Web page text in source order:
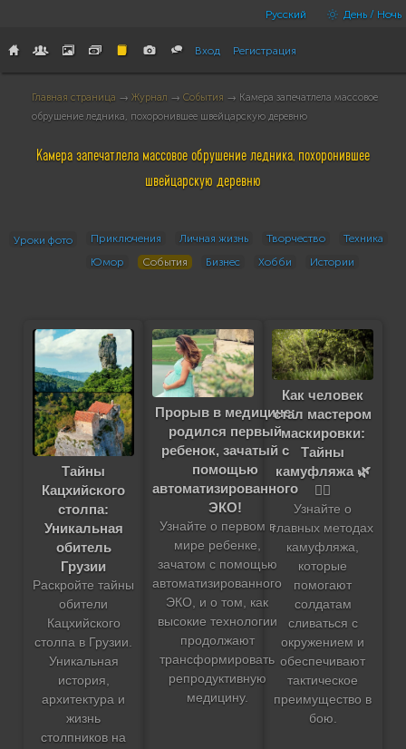
Русский День / Ночь
Вход Регистрация
Главная страница → Журнал → События → Камера запечатлела массовое
обрушение ледника, похоронившее швейцарскую деревню
Камера запечатлела массовое обрушение ледника, похоронившее
швейцарскую деревню
Уроки фото Приключения Личная жизнь Творчество
Техника
Юмор
События Бизнес Хобби Истории
Тайны
Кацхийского
столпа:
Уникальная
обитель
Грузии
Раскройте тайны
обители
Кацхийского
столпа в Грузии.
Уникальная
история,
архитектура и
жизнь
столпников на
Прорыв в медицине:
родился первый
ребенок, зачатый с
помощью
автоматизированного
ЭКО!
Узнайте о первом в
мире ребенке,
зачатом с помощью
автоматизированного
ЭКО, и о том, как
высокие технологии
продолжают
трансформировать
репродуктивную
медицину.
Как человек
стал мастером
маскировки:
Тайны
камуфляжа 🌿
🕵️‍♂️
Узнайте о
главных методах
камуфляжа,
которые
помогают
солдатам
сливаться с
окружением и
обеспечивают
тактическое
преимущество в
бою.